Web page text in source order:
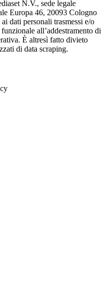
N.V., sede legale
Europa 46, 20093 Cologno
dati personali trasmessi e/o
all’addestramento di
È altresì fatto divieto
di data scraping.